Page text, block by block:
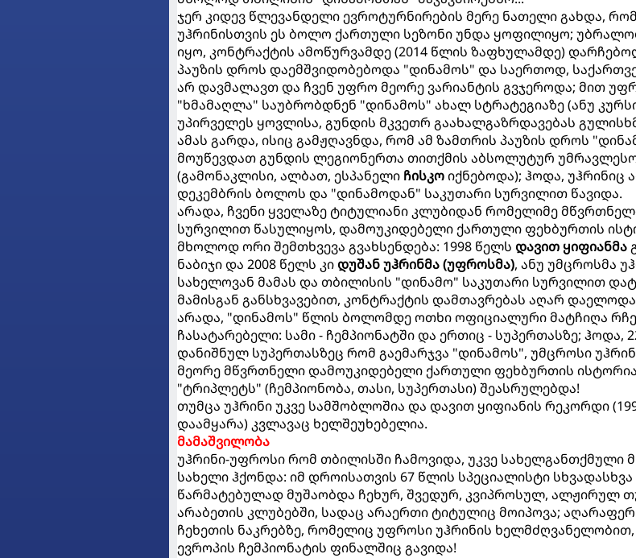
ჯერ კიდევ წლევანდელი ევროტურნირების მერე ნათელი გახდა,
უჰრინისთვის ეს ბოლო ქართული სეზონი უნდა ყოფილიყო;
იყო, კონტრაქტის ამოწურვამდე (2014 წლის ზაფხულამდე)
პაუზის დროს დაემშვიდობებოდა "დინამოს" და საერთოდ,
არ დავმალავთ და ჩვენ უფრო მეორე ვარიანტის გვჯეროდა; მით
"ხმამაღლა" საუბრობდნენ "დინამოს" ახალ სტრატეგიაზე (ანუ
უპირველეს ყოვლისა, გუნდის მკვეთრ გაახალგაზრდავებას
ამას გარდა, ისიც გამჟღავნდა, რომ ამ ზამთრის პაუზის დროს
მოუწევდათ გუნდის ლეგიონერთა თითქმის აბსოლუტურ
(გამონაკლისი, ალბათ, ესპანელი ჩისკოიქნებოდა); ჰოდა,
დეკემბრის ბოლოს და "დინამოდან" საკუთარი სურვილით წავიდა.
არადა, ჩვენი ყველაზე ტიტულიანი კლუბიდან რომელიმე
სურვილით წასულიყოს, დამოუკიდებელი ქართული ფეხბურთის
მხოლოდ ორი შემთხვევა გვახსენდება: 1998 წელს დავით ყიფიანმა
ნაბიჯი და 2008 წელს კიდუშან უჰრინმა (უფროსმა), ანუ უმცროსმა
სახელოვან მამას და თბილისის "დინამო" საკუთარი სურვილით
მამისგან განსხვავებით, კონტრაქტის დამთავრებას აღარ
არადა, "დინამოს" წლის ბოლომდე ოთხი ოფიციალური მატჩიღა
ჩასატარებელი: სამი - ჩემპიონატში და ერთიც - სუპერთასზე; ჰოდა,
დანიშნულ სუპერთასზეც რომ გაემარჯვა "დინამოს", უმცროსი
მეორე მწვრთნელი დამოუკიდებელი ქართული ფეხბურთის
"ტრიპლეტს" (ჩემპიონობა, თასი, სუპერთასი) შეასრულებდა!
თუმცა უჰრინი უკვე სამშობლოშია და დავით ყიფიანის რეკორდი
დაამყარა) კვლავაც ხელშეუხებელია.
მამაშვილობა
უჰრინი-უფროსი რომ თბილისში ჩამოვიდა, უკვე სახელგანთქმული
სახელი ჰქონდა: იმ დროისათვის 67 წლის სპეციალისტი
წარმატებულად მუშაობდა ჩეხურ, შვედურ, კვიპროსულ, ალჟირულ
არაბეთის კლუბებში, სადაც არაერთი ტიტულიც მოიპოვა;
ჩეხეთის ნაკრებზე, რომელიც უფროსი უჰრინის ხელმძღვანელობით,
ევროპის ჩემპიონატის ფინალშიც გავიდა!